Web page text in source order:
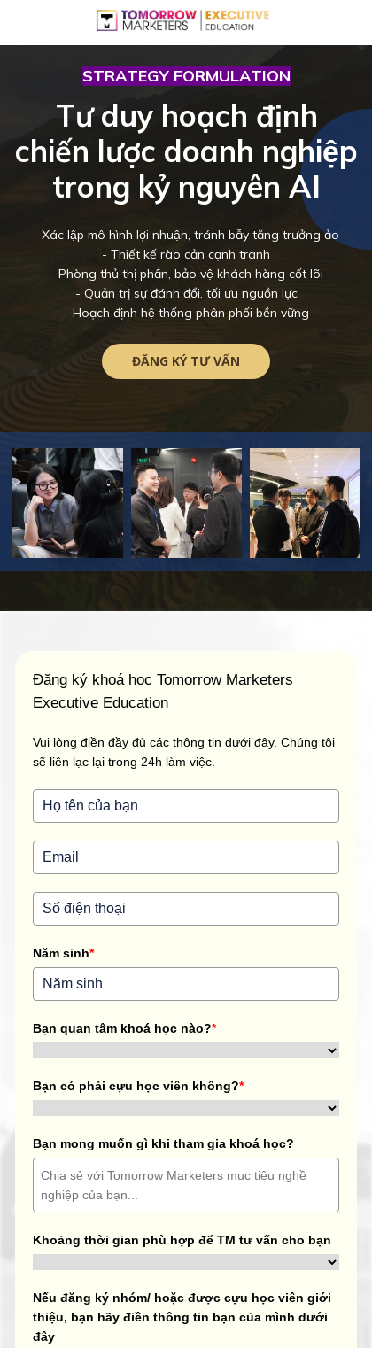
Tư duy hoạch định
chiến lược doanh nghiệp
trong kỷ nguyên AI
- Xác lập mô hình lợi nhuận, tránh bẫy tăng trưởng ảo
- Thiết kế rào cản cạnh tranh
- Phòng thủ thị phần, bảo vệ khách hàng cốt lõi
- Quản trị sự đánh đổi, tối ưu nguồn lực
- Hoạch định hệ thống phân phối bền vững
ĐĂNG KÝ TƯ VẤN
STRATEGY FORMULATION
Đăng ký khoá học Tomorrow Marketers
Executive Education
Vui lòng điền đầy đủ các thông tin dưới đây. Chúng tôi
sẽ liên lạc lại trong 24h làm việc.
Năm sinh*
Bạn quan tâm khoá học nào?*
Bạn có phải cựu học viên không?*
Bạn mong muốn gì khi tham gia khoá học?
Khoảng thời gian phù hợp để TM tư vấn cho bạn
Nếu đăng ký nhóm/ hoặc được cựu học viên giới
thiệu, bạn hãy điền thông tin bạn của mình dưới
đây